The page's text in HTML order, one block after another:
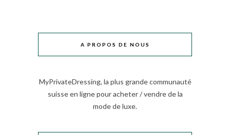
A PROPOS DE NOUS
MyPrivateDressing, la plus grande communauté
suisse en ligne pour acheter / vendre de la
mode de luxe.